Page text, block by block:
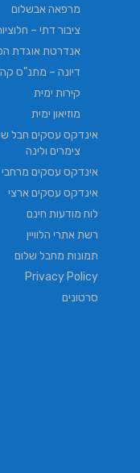
מרפאה אבשלום
ציבור דתי –
אנדרטת אוגדת
דיונה – מתנ"ס
קירות ימית
מוזיאון ימית
אינדקס עסקים חבל
צימרים ולינה
אינדקס עסקים מרחבי
אינדקס עסקים ארצי
לוח מודעות חינם
רשת אתרי הלוויין
תמונות מחבל שלום
Privacy Policy
סרטונים